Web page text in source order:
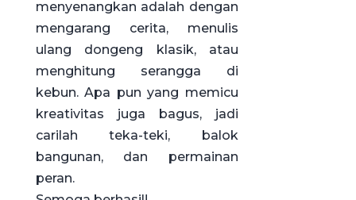
menyenangkan adalah dengan
mengarang cerita, menulis
ulang dongeng klasik, atau
menghitung serangga di
kebun. Apa pun yang memicu
kreativitas juga bagus, jadi
carilah teka-teki, balok
bangunan, dan permainan
peran.